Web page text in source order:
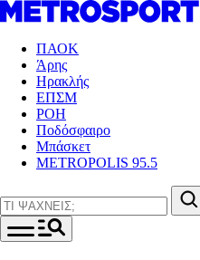
ΠΑΟΚ
Άρης
Ηρακλής
ΕΠΣΜ
ΡΟΗ
Ποδόσφαιρο
Μπάσκετ
METROPOLIS 95.5